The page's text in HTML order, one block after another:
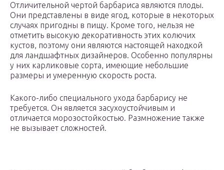
Отличительной чертой барбариса являются плоды.
Они представлены в виде ягод, которые в некоторых
случаях пригодны в пищу. Кроме того, нельзя не
отметить высокую декоративность этих колючих
кустов, поэтому они являются настоящей находкой
для ландшафтных дизайнеров. Особенно популярны
у них карликовые сорта, имеющие небольшие
размеры и умеренную скорость роста.
Какого-либо специального ухода барбарису не
требуется. Он является засухоустойчивым и
отличается морозостойкостью. Размножение также
не вызывает сложностей.